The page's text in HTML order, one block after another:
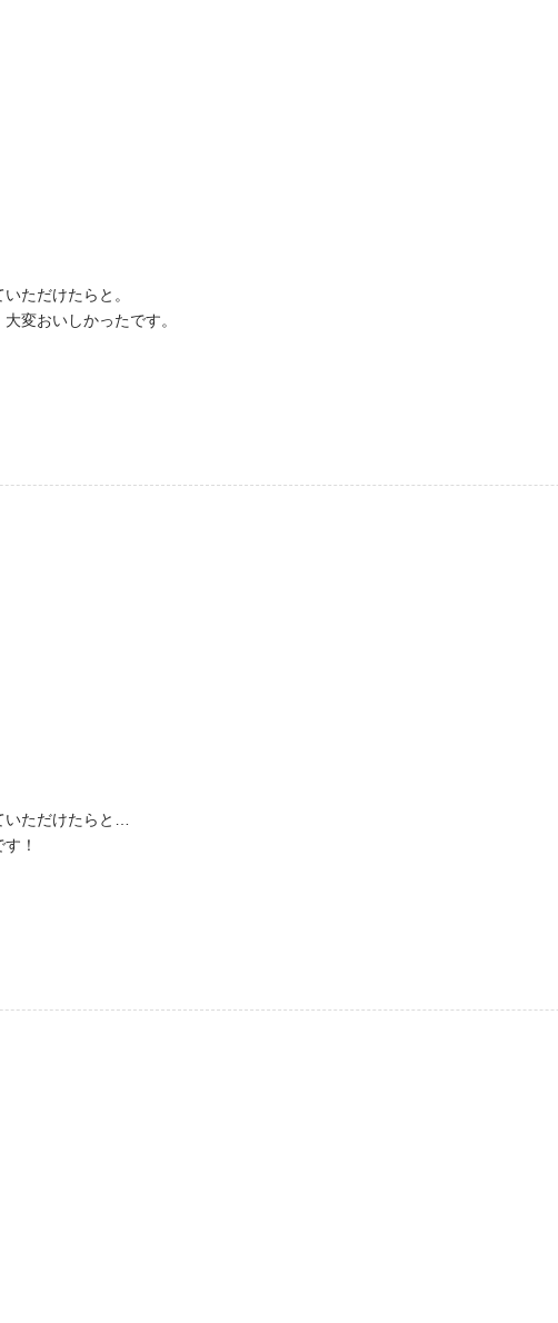
ただけたらと。
変おいしかったです。
ただけたらと…
！